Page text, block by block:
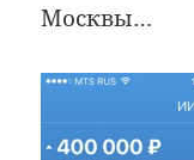
Москвы…